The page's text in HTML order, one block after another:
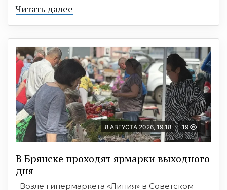
Читать далее
8 АВГУСТА 2026, 19:18 19
В Брянске проходят ярмарки выходного
дня
Возле гипермаркета «Линия» в Советском